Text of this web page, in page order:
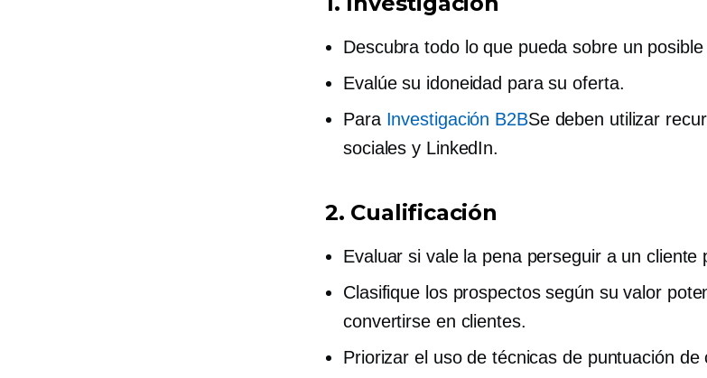
Descubra todo lo que pueda sobre un posible
Evalúe su idoneidad para su oferta.
Para Investigación B2BSe deben utilizar
sociales y LinkedIn.
2. Cualificación
Evaluar si vale la pena perseguir a un cliente
Clasifique los prospectos según su valor
convertirse en clientes.
Priorizar el uso de técnicas de puntuación de